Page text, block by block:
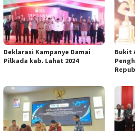
Deklarasi Kampanye Damai
Pilkada kab. Lahat 2024
Bukit